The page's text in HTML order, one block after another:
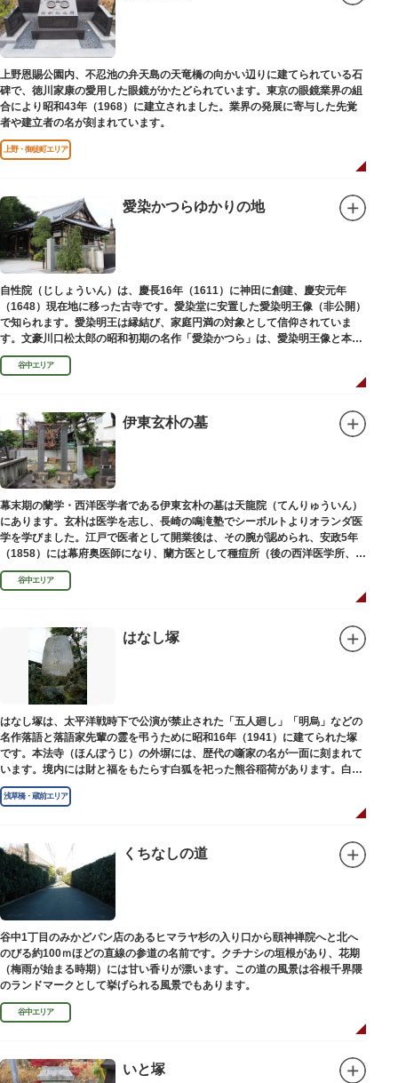
上野恩賜公園内、不忍池の弁天島の天竜橋の向かい辺りに建てられている石
碑で、徳川家康の愛用した眼鏡がかたどられています。東京の眼鏡業界の組
合により昭和43年（1968）に建立されました。業界の発展に寄与した先覚
者や建立者の名が刻まれています。
上野・御徒町エリア
愛染かつらゆかりの地
自性院（じしょういん）は、慶長16年（1611）に神田に創建、慶安元年
（1648）現在地に移った古寺です。愛染堂に安置した愛染明王像（非公開）
で知られます。愛染明王は縁結び、家庭円満の対象として信仰されていま
す。文豪川口松太郎の昭和初期の名作「愛染かつら」は、愛染明王像と本堂
前にあった桂の古木にヒントを得た作品だといわれます。
谷中エリア
伊東玄朴の墓
幕末期の蘭学・西洋医学者である伊東玄朴の墓は天龍院（てんりゅういん）
にあります。玄朴は医学を志し、長崎の鳴滝塾でシーボルトよりオランダ医
学を学びました。江戸で医者として開業後は、その腕が認められ、安政5年
（1858）には幕府奥医師になり、蘭方医として種痘所（後の西洋医学所、現
東京大学医学部）の開設などに尽力し、明治4年（1871）72歳で没しまし
た。谷中エリア
はなし塚
はなし塚は、太平洋戦時下で公演が禁止された「五人廻し」「明烏」などの
名作落語と落語家先輩の霊を弔うために昭和16年（1941）に建てられた塚
です。本法寺（ほんぽうじ）の外塀には、歴代の噺家の名が一面に刻まれて
います。境内には財と福をもたらす白狐を祀った熊谷稲荷があります。白狐
を祀った稲荷は全国に2ケ所しかない非常に珍しいものです。
浅草橋・蔵前エリア
くちなしの道
谷中1丁目のみかどパン店のあるヒマラヤ杉の入り口から頤神禅院へと北へ
のびる約100ｍほどの直線の参道の名前です。クチナシの垣根があり、花期
（梅雨が始まる時期）には甘い香りが漂います。この道の風景は谷根千界隈
のランドマークとして挙げられる風景でもあります。
谷中エリア
いと塚